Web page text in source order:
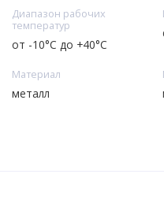
Диапазон рабочих
температур
от -10°С до +40°C
Материал
металл